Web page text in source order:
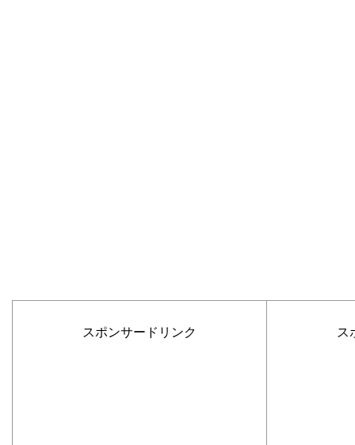
スポンサードリンク ス